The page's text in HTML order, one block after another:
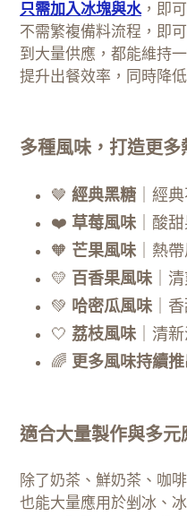
只需加入冰塊與水，即
不需繁複備料流程，即
到大量供應，都能維持
提升出餐效率，同時降
多種風味，打造更多
🤎 經典黑糖 ｜經
❤️ 草莓風味 ｜酸
🧡 芒果風味 ｜熱
💛 百香果風味 ｜
💚 哈密瓜風味 ｜
🤍 荔枝風味 ｜清
🌈 更多風味持續
適合大量製作與多元
除了奶茶、鮮奶茶、咖
也能大量應用於剉冰、